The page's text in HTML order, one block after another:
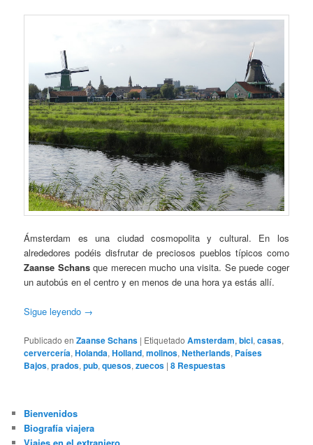
Ámsterdam es una ciudad cosmopolita y cultural. En los
alrededores podéis disfrutar de preciosos pueblos típicos como
Zaanse Schansque merecen mucho una visita. Se puede coger
un autobús en el centro y en menos de una hora ya estás allí.
Sigue leyendo →
Publicado en Zaanse Schans | Etiquetado Amsterdam,bici,casas,
cervercería,Holanda,Holland,molinos,Netherlands, Países
Bajos,prados,pub,quesos,zuecos |8 Respuestas
Bienvenidos
Biografía viajera